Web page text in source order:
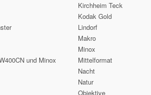
und Minox
Kirchheim Teck
Kodak Gold
Lindorf
Makro
Minox
Mittelformat
Nacht
Natur
Objektive